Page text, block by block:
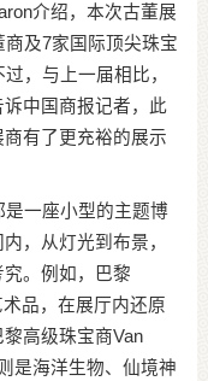
介绍，本次古董展
及7家国际顶尖珠宝
，与上一届相比，
中国商报记者，此
有了更充裕的展示
一座小型的主题博
，从灯光到布景，
。例如，巴黎
品，在展厅内还原
高级珠宝商Van
是海洋生物、仙境神